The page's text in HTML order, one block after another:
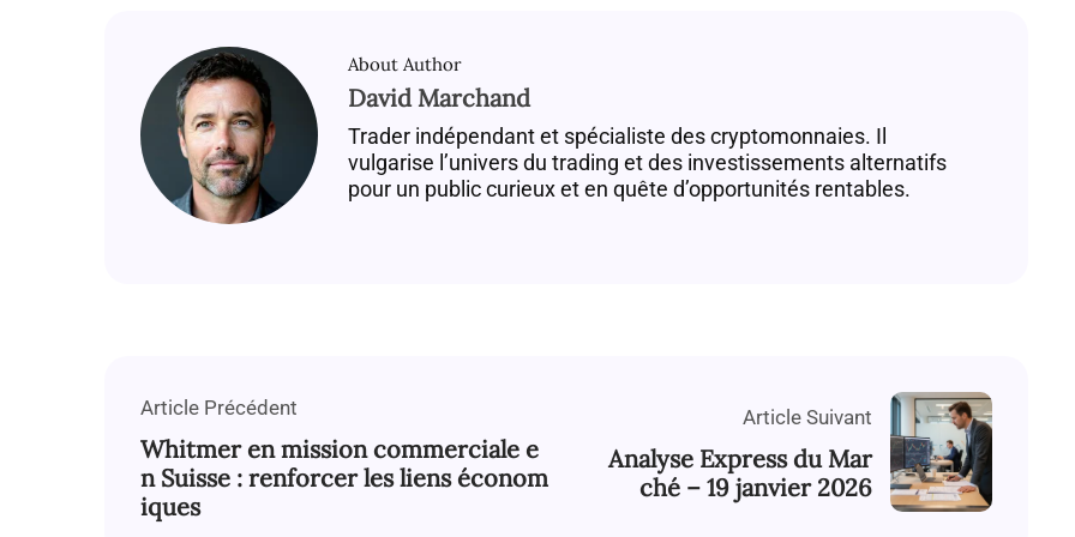
About Author
David Marchand
Trader indépendant et spécialiste des cryptomonnaies. Il
vulgarise l’univers du trading et des investissements alternatifs
pour un public curieux et en quête d’opportunités rentables.
Article Précédent
Whitmer en mission commerciale e
n Suisse : renforcer les liens économ
iques
Article Suivant
Analyse Express du Mar
ché – 19 janvier 2026